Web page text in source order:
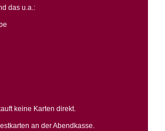
das u.a.:
keine Karten direkt.
an der Abendkasse.